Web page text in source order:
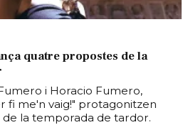
quatre propostes de la
i Horacio Fumero,
fi me'n vaig!" protagonitzen
la temporada de tardor.